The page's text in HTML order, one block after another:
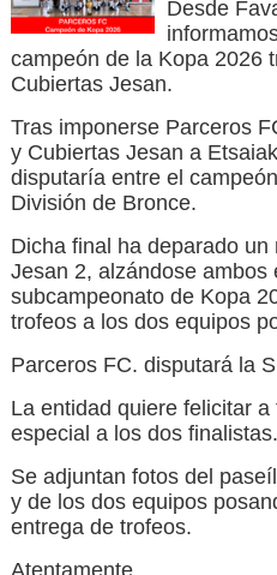
Desde
campeón de la Kopa 2026
Cubiertas Jesan.
Tras imponerse Parceros
y Cubiertas Jesan a
disputaría entre el
División de Bronce.
Dicha final ha deparado
Jesan 2, alzándose
subcampeonato de Kopa
trofeos a los dos equipos
Parceros FC. disputará la
La entidad quiere felicitar
especial a los dos finalistas.
Se adjuntan fotos del
y de los dos equipos
entrega de trofeos.
Atentamente,